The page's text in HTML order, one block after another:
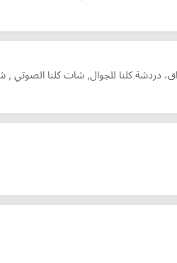
دردشة كلنا للجوال, شات كلنا الصوتي ,